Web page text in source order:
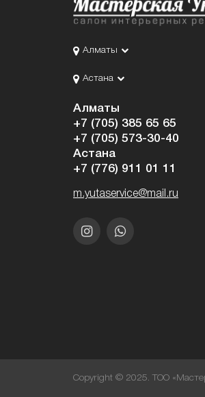
Алматы
Астана
Алматы
+7 (705) 385 65 65
+7 (705) 573-30-40
Астана
+7 (776) 911 01 11
m.yutaservice@mail.ru
Copyright © 2025. ТОО